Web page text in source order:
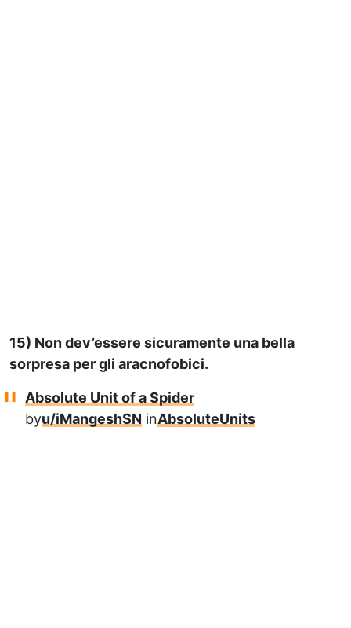
15) Non dev’essere sicuramente una bella
sorpresa per gli aracnofobici.
Absolute Unit of a Spider
byu/iMangeshSN inAbsoluteUnits